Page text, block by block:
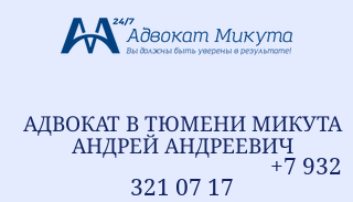
АДВОКАТ В ТЮМЕНИ МИКУТА
АНДРЕЙ АНДРЕЕВИЧ
+7 932
321 07 17